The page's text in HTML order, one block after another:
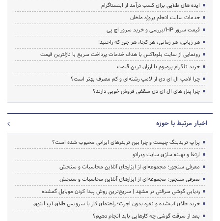
ایده های طلایی برای کسب درآمد از اینستاگرام
خدمات سایت انجام پروژه ماهان
قیمت سرور HP/بررسی و خرید سرور اچ پی
هر زبانی، هر زمانی، هر کجا، هر جور که راحتید!
رونمایی از سایت بلوباکس با هدف خدمات پرداخت سریع با نازلترین قیمت
خرید تلگرام پرمیوم با ارزان ترین قیمت
چرا لامپ ال ای دی از لامپ رشته‌ای و کم مصرف بهتر است؟
چرا پنل های ال ای دی سقفی فروش خوبی دارند؟
اخبار مرتبط با حوزه
پراپ تریدینگ چیست و چرا بین تریدرهای ایرانی محبوب شده است؟
ارتقا و بهینه سازی سایت وبرانو
معرفی سنجور؛ مجموعه‌ای از ابزارهای آنلاین محاسبات و سنجش
معرفی سنجور؛ مجموعه‌ای از ابزارهای آنلاین محاسبات و سنجش
ردیابی گوشی سرقتی در مشهد | سریع‌ترین روش پیدا کردن موبایل گمشده
خرید طلای آب‌شده و نقره بدون اجرت؛ راهنمای کار با سرویس طلای آپِ اینوی
بعد از سرقت گوشی چه کارهایی باید انجام دهیم؟